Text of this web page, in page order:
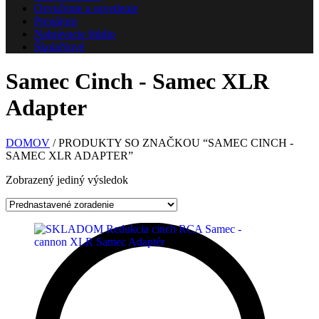
Ozvučenie a osvetlenie
Prenájom
Nahrávacie štúdio
ŠkolaNové
Samec Cinch - Samec XLR
Adapter
DOMOV / PRODUKTY SO ZNAČKOU “SAMEC CINCH -
SAMEC XLR ADAPTER”
Zobrazený jediný výsledok